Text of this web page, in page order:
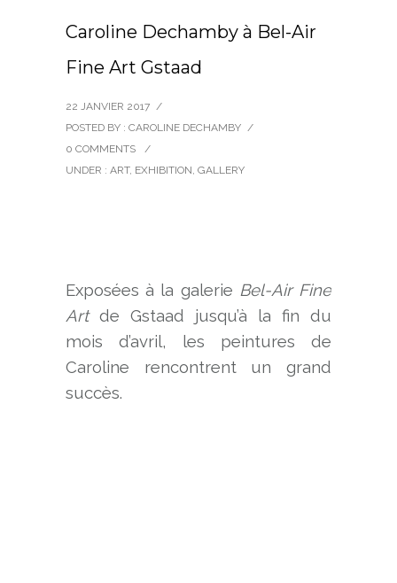
Caroline Dechamby à Bel-Air
Fine Art Gstaad
22 JANVIER 2017 /
POSTED BY : CAROLINE DECHAMBY /
0 COMMENTS
/
UNDER : ART, EXHIBITION GALLERY
Exposées à la galerie Bel-Air Fine
Artde Gstaad jusqu’à la fin du
mois d’avril, les peintures de
Caroline rencontrent un grand
succès.